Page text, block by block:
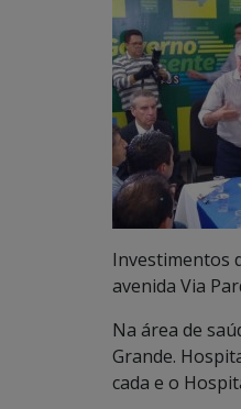
Investimentos
avenida Via
Na área de
Grande.
cada e o